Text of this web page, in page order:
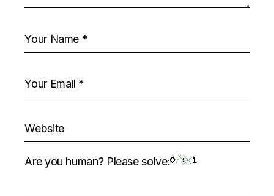
Are you human? Please solve: